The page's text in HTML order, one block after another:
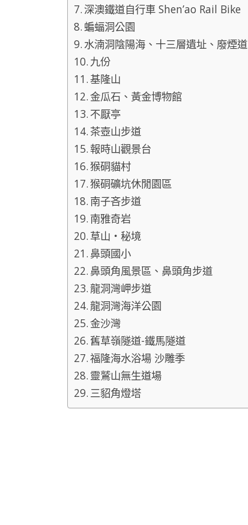
深澳鐵道自行車 Shen’ao Rail Bike
蝙蝠洞公園
水湳洞陰陽海、十三層遺址、廢煙道
九份
基隆山
金瓜石、黃金博物館
不厭亭
茶壺山步道
報時山觀景台
猴硐貓村
猴硐礦坑休閒園區
南子吝步道
南雅奇岩
草山‧秘境
鼻頭國小
鼻頭角風景區、鼻頭角步道
龍洞灣岬步道
龍洞灣海洋公園
金沙灣
舊草嶺隧道-鐵馬隧道
福隆海水浴場 沙雕季
靈鷲山無生道場
三貂角燈塔